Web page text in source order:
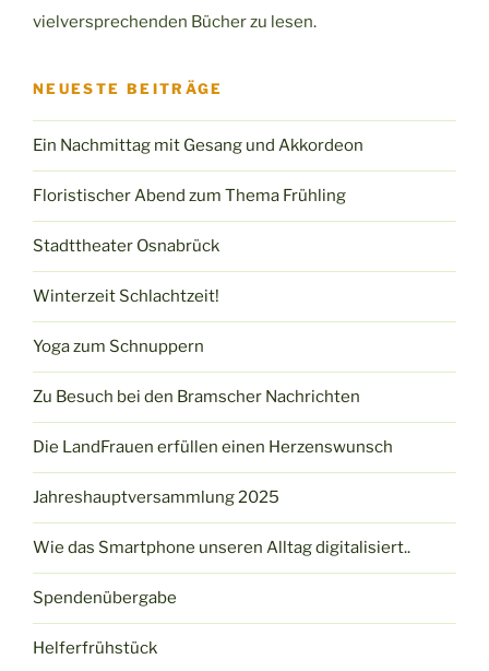
vielversprechenden Bücher zu lesen.
NEUESTE BEITRÄGE
Ein Nachmittag mit Gesang und Akkordeon
Floristischer Abend zum Thema Frühling
Stadttheater Osnabrück
Winterzeit Schlachtzeit!
Yoga zum Schnuppern
Zu Besuch bei den Bramscher Nachrichten
Die LandFrauen erfüllen einen Herzenswunsch
Jahreshauptversammlung 2025
Wie das Smartphone unseren Alltag digitalisiert..
Spendenübergabe
Helferfrühstück